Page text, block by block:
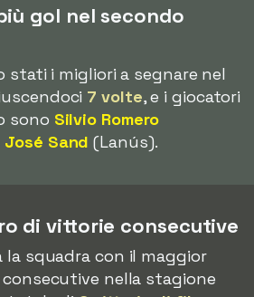
gol nel secondo
stati i migliori a segnare nel
7 volte, e i giocatori
sono Silvio Romero
José Sand (Lanús).
di vittorie consecutive
la squadra con il maggior
nella stagione